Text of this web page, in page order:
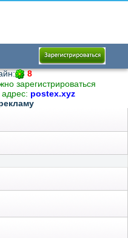
8
зарегистрироваться
postex.xyz